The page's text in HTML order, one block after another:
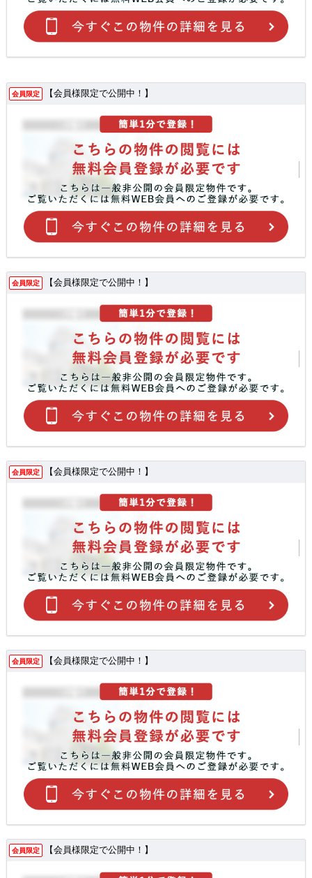
会員限定 【会員様限定で公開中！】
会員限定 【会員様限定で公開中！】
会員限定 【会員様限定で公開中！】
会員限定 【会員様限定で公開中！】
会員限定 【会員様限定で公開中！】